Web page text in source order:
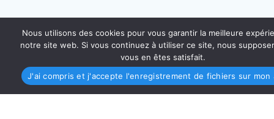
Nous utilisons des cookies pour vous garantir la meilleure
notre site web. Si vous continuez à utiliser ce site, nous
vous en êtes satisfait.
J'ai compris et j'accepte l'enregistrement de fichiers sur mon